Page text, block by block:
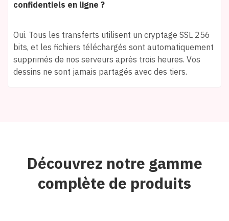
confidentiels en ligne ?
Oui. Tous les transferts utilisent un cryptage SSL 256
bits, et les fichiers téléchargés sont automatiquement
supprimés de nos serveurs après trois heures. Vos
dessins ne sont jamais partagés avec des tiers.
Découvrez notre gamme
complète de produits